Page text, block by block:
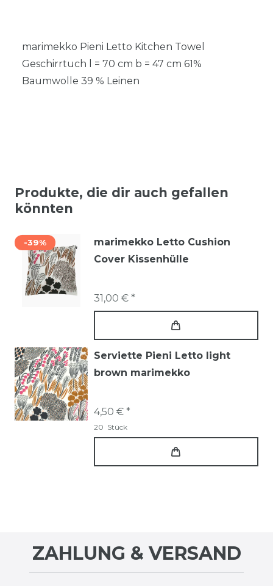
marimekko Pieni Letto Kitchen Towel
Geschirrtuch l = 70 cm b = 47 cm 61%
Baumwolle 39 % Leinen
Produkte, die dir auch gefallen
könnten
-39%
marimekko Letto Cushion
Cover Kissenhülle
31,00 € *
Serviette Pieni Letto light
brown marimekko
4,50 € *
20 Stück
ZAHLUNG & VERSAND